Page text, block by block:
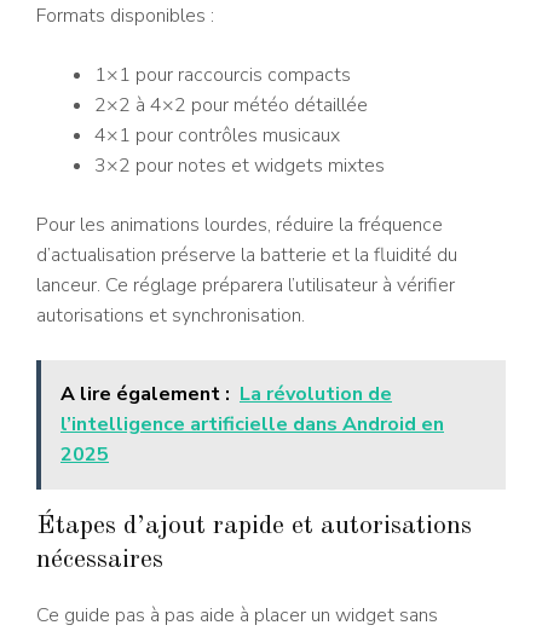
Formats disponibles :
1×1 pour raccourcis compacts
2×2 à 4×2 pour météo détaillée
4×1 pour contrôles musicaux
3×2 pour notes et widgets mixtes
Pour les animations lourdes, réduire la fréquence
d’actualisation préserve la batterie et la fluidité du
lanceur. Ce réglage préparera l’utilisateur à vérifier
autorisations et synchronisation.
A lire également : La révolution de
l’intelligence artificielle dans Android en
2025
Étapes d’ajout rapide et autorisations
nécessaires
Ce guide pas à pas aide à placer un widget sans